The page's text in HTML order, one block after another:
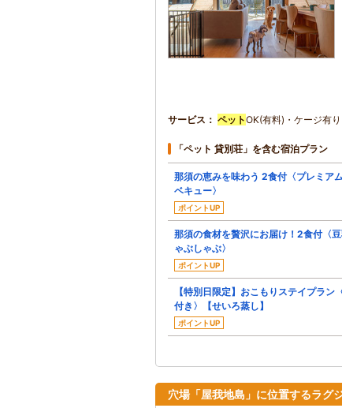
サービス ペットOK(有料)・ケージ有
「ペット 貸別荘」を含む宿泊プラン
那須の恵みを味わう 2食付〈プレミア
ベキュー〉
ポイントUP
那須の食材を贅沢にお届け！2食付〈
ゃぶしゃぶ〉
ポイントUP
【特別日限定】おこもりステイプラン
付き〉【せいろ蒸し】
ポイントUP
穴場「屋我地島」に位置するラグ